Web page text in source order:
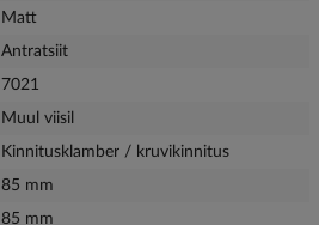
Matt
Antratsiit
7021
Muul viisil
Kinnitusklamber / kruvikinnitus
85 mm
85 mm